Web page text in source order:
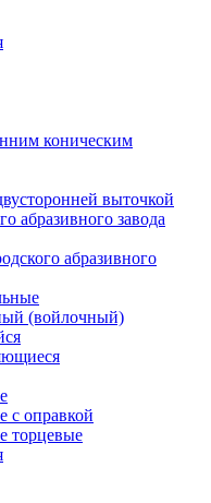
коническим
выточкой
абразивного завода
абразивного
(войлочный)
с оправкой
торцевые